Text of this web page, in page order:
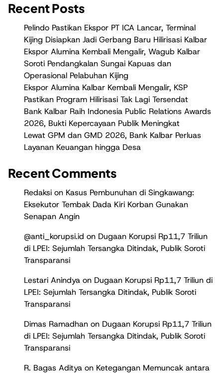
Recent Posts
Pelindo Pastikan Ekspor PT ICA Lancar, Terminal
Kijing Disiapkan Jadi Gerbang Baru Hilirisasi Kalbar
Ekspor Alumina Kembali Mengalir, Wagub Kalbar
Soroti Pendangkalan Sungai Kapuas dan
Operasional Pelabuhan Kijing
Ekspor Alumina Kalbar Kembali Mengalir, KSP
Pastikan Program Hilirisasi Tak Lagi Tersendat
Bank Kalbar Raih Indonesia Public Relations Awards
2026, Bukti Kepercayaan Publik Meningkat
Lewat GPM dan GMD 2026, Bank Kalbar Perluas
Layanan Keuangan hingga Desa
Recent Comments
Redaksi on Kasus Pembunuhan di Singkawang:
Eksekutor Tembak Dada Kiri Korban Gunakan
Senapan Angin
@anti_korupsi.id on Dugaan Korupsi Rp11,7 Triliun
di LPEI: Sejumlah Tersangka Ditindak, Publik Soroti
Transparansi
Lestari Anindya on Dugaan Korupsi Rp11,7 Triliun di
LPEI: Sejumlah Tersangka Ditindak, Publik Soroti
Transparansi
Dimas Ramadhan on Dugaan Korupsi Rp11,7 Triliun
di LPEI: Sejumlah Tersangka Ditindak, Publik Soroti
Transparansi
R. Bagas Aditya on Ketegangan Memuncak antara